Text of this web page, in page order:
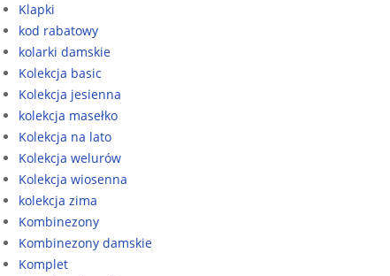
Klapki
kod rabatowy
kolarki damskie
Kolekcja basic
Kolekcja jesienna
kolekcja masełko
Kolekcja na lato
Kolekcja welurów
Kolekcja wiosenna
kolekcja zima
Kombinezony
Kombinezony damskie
Komplet